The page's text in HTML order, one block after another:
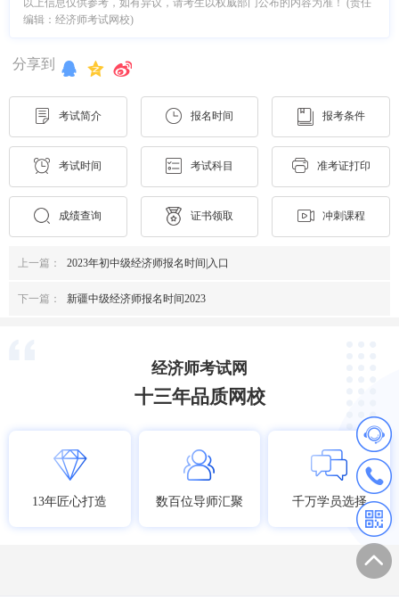
以上信息仅供参考，如有异议，请考生以权威部门公布的内容为准！ (责任
编辑：经济师考试网校)
分享到
考试简介 报名时间 报考条件
考试时间 考试科目 准考证打印
成绩查询 证书领取 冲刺课程
上一篇： 2023年初中级经济师报名时间|入口
下一篇： 新疆中级经济师报名时间2023
经济师考试网
十三年品质网校
13年匠心打造 数百位导师汇聚 千万学员选择